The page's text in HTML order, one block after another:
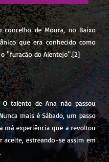
concelho de Moura, no Baixo
que era conhecido como
''furacão do Alentejo''.[2]
talento de Ana não passou
mais é Sábado, um passo
má experiência que a revoltou
aceite, estreando-se assim em